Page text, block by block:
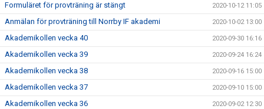
Formuläret för provträning är stängt 2020-10-12 11:05
Anmälan för provträning till Norrby IF akademi 2020-10-02 13:00
Akademikollen vecka 40 2020-09-30 16:16
Akademikollen vecka 39 2020-09-24 16:24
Akademikollen vecka 38 2020-09-16 15:00
Akademikollen vecka 37 2020-09-10 15:00
Akademikollen vecka 36 2020-09-02 12:30